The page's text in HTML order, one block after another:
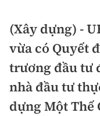
Doanh nghiệp
Doanh nhân
Thị trường
Điểm tin
Mua bán
Dự án
Chung cư
Nội thất - ngoại
(Xây dựng) -
vừa có Quyết
trương đầu tư
nhà đầu tư
dựng Một Thế